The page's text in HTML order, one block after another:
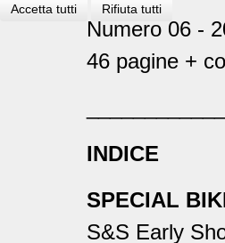
Numero 06 -
46 pagine +
INDICE
SPECIAL
S&S Early
Accetta tutti Rifiuta tutti